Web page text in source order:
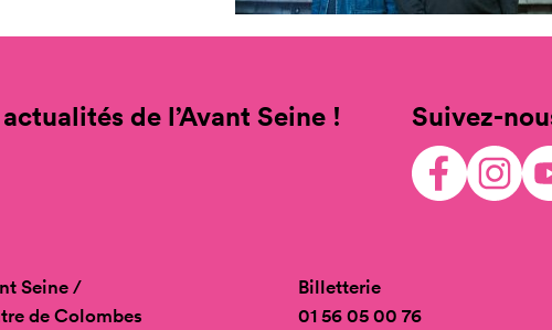
de l’Avant Seine ! Suivez-
Seine /
de Colombes
Billetterie
01 56 05 00 76